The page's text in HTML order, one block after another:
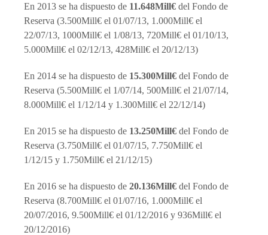
En 2013 se ha dispuesto de 11.648Mill€ del Fondo de
Reserva (3.500Mill€ el 01/07/13, 1.000Mill€ el
22/07/13, 1000Mill€ el 1/08/13, 720Mill€ el 01/10/13,
5.000Mill€ el 02/12/13, 428Mill€ el 20/12/13)
En 2014 se ha dispuesto de 15.300Mill€ del Fondo de
Reserva (5.500Mill€ el 1/07/14, 500Mill€ el 21/07/14,
8.000Mill€ el 1/12/14 y 1.300Mill€ el 22/12/14)
En 2015 se ha dispuesto de 13.250Mill€ del Fondo de
Reserva (3.750Mill€ el 01/07/15, 7.750Mill€ el
1/12/15 y 1.750Mill€ el 21/12/15)
En 2016 se ha dispuesto de 20.136Mill€ del Fondo de
Reserva (8.700Mill€ el 01/07/16, 1.000Mill€ el
20/07/2016, 9.500Mill€ el 01/12/2016 y 936Mill€ el
20/12/2016)